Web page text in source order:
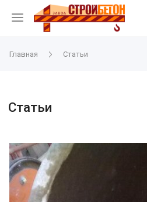
Главная Статьи
Статьи